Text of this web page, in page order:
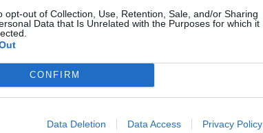
opt-out of Collection, Use, Retention, Sale, and/or Sharing
Data that Is Unrelated with the Purposes for which it
CONFIRM
Data Deletion Data Access Privacy Policy